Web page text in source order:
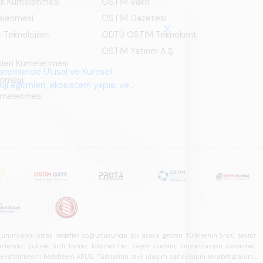
Ulusal ve Küresel
ekosistem yapısı ve
Teknolojileri
Kümelenmesi
OSTİM Gazetesi
ODTÜ OSTİM Teknokent
OSTİM Yatırım A.Ş.
ortak hedefler doğrultusunda bir araya getiren Türkiye'nin öncü sektör
yüksek hızlı trenler, lokomotifler, vagon üretimi, sinyalizasyon sistemleri,
hedefleyen ARUS, Türkiye'nin raylı ulaşım sanayisinin rekabet gücünü